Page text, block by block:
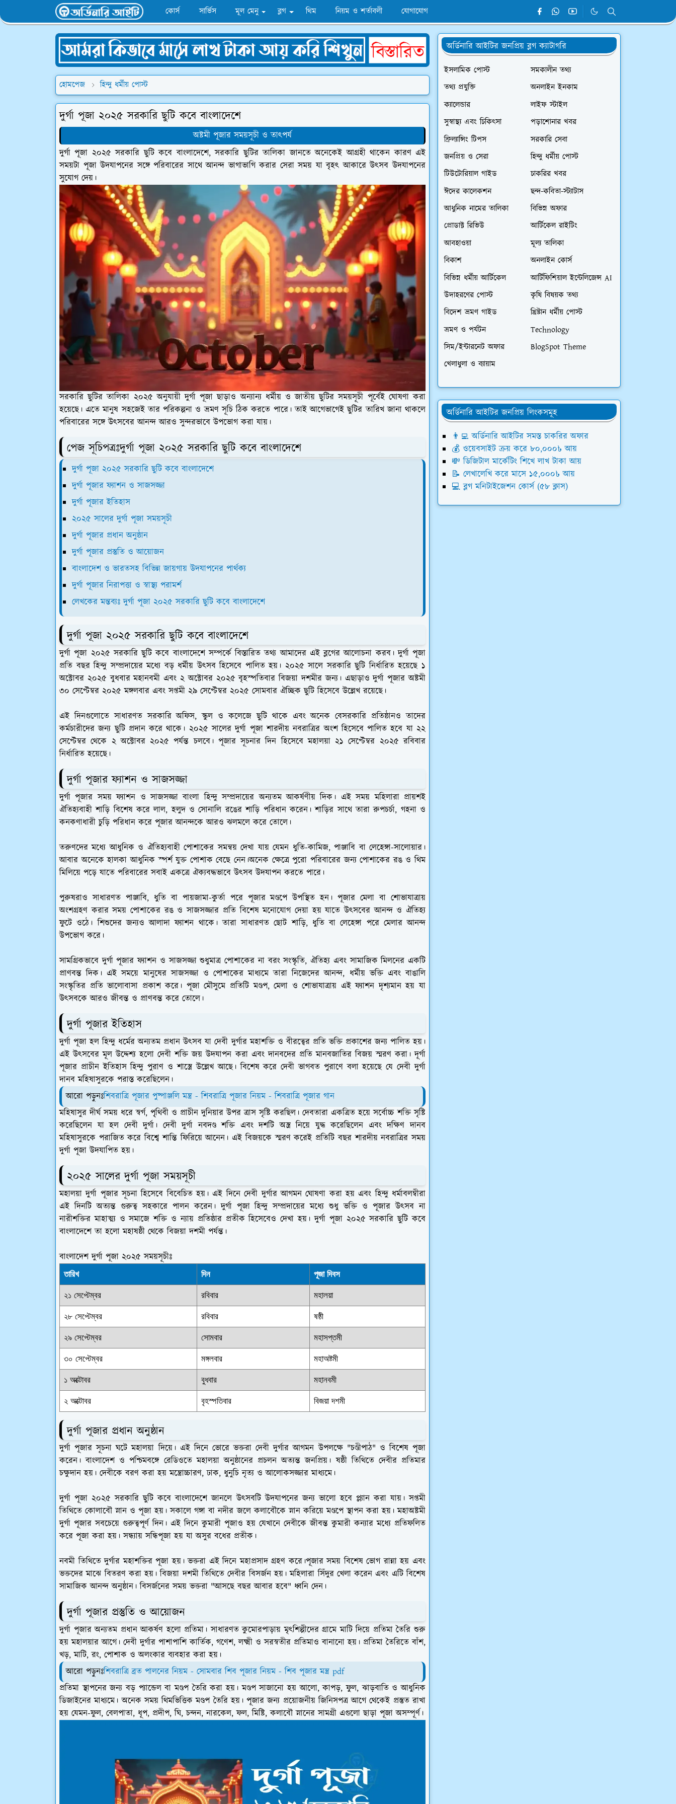
কোর্স সার্ভিস মূল মেনু ব্লগ থিম নিয়ম ও শর্তাবলী যোগাযোগ
হোমপেজ হিন্দু ধর্মীয় পোস্ট
দুর্গা পূজা ২০২৫ সরকারি ছুটি কবে বাংলাদেশে
অষ্টমী পূজার সময়সূচী ও তাৎপর্য
দুর্গা পূজা ২০২৫ সরকারি ছুটি কবে বাংলাদেশে, সরকারি ছুটির তালিকা জানতে অনেকেই আগ্রহী থাকেন কারণ এই
সময়টা পূজা উদযাপনের সঙ্গে পরিবারের সাথে আনন্দ ভাগাভাগি করার সেরা সময় যা বৃহৎ আকারে উৎসব উদযাপনের
সুযোগ দেয়।
সরকারি ছুটির তালিকা ২০২৫ অনুযায়ী দুর্গা পূজা ছাড়াও অন্যান্য ধর্মীয় ও জাতীয় ছুটির সময়সূচী পূর্বেই ঘোষণা করা
হয়েছে। এতে মানুষ সহজেই তার পরিকল্পনা ও ভ্রমণ সূচি ঠিক করতে পারে। তাই আগেভাগেই ছুটির তারিখ জানা থাকলে
পরিবারের সঙ্গে উৎসবের আনন্দ আরও সুন্দরভাবে উপভোগ করা যায়।
পেজ সূচিপত্রঃদুর্গা পূজা ২০২৫ সরকারি ছুটি কবে বাংলাদেশে
দুর্গা পূজা ২০২৫ সরকারি ছুটি কবে বাংলাদেশে
দুর্গা পূজার ফ্যাশন ও সাজসজ্জা
দুর্গা পূজার ইতিহাস
২০২৫ সালের দুর্গা পূজা সময়সূচী
দুর্গা পূজার প্রধান অনুষ্ঠান
দুর্গা পূজার প্রস্তুতি ও আয়োজন
বাংলাদেশ ও ভারতসহ বিভিন্ন জায়গায় উদযাপনের পার্থক্য
দুর্গা পূজার নিরাপত্তা ও স্বাস্থ্য পরামর্শ
লেখকের মন্তব্যঃ দুর্গা পূজা ২০২৫ সরকারি ছুটি কবে বাংলাদেশে
দুর্গা পূজা ২০২৫ সরকারি ছুটি কবে বাংলাদেশে
দুর্গা পূজা ২০২৫ সরকারি ছুটি কবে বাংলাদেশে সম্পর্কে বিস্তারিত তথ্য আমাদের এই ব্লগের আলোচনা করব। দুর্গা পূজা
প্রতি বছর হিন্দু সম্প্রদায়ের মধ্যে বড় ধর্মীয় উৎসব হিসেবে পালিত হয়। ২০২৫ সালে সরকারি ছুটি নির্ধারিত হয়েছে ১
অক্টোবর ২০২৫ বুধবার মহানবমী এবং ২ অক্টোবর ২০২৫ বৃহস্পতিবার বিজয়া দশমীর জন্য। এছাড়াও দুর্গা পূজার অষ্টমী
৩০ সেপ্টেম্বর ২০২৫ মঙ্গলবার এবং সপ্তমী ২৯ সেপ্টেম্বর ২০২৫ সোমবার ঐচ্ছিক ছুটি হিসেবে উল্লেখ রয়েছে।
এই দিনগুলোতে সাধারণত সরকারি অফিস, স্কুল ও কলেজে ছুটি থাকে এবং অনেক বেসরকারি প্রতিষ্ঠানও তাদের
কর্মচারীদের জন্য ছুটি প্রদান করে থাকে। ২০২৫ সালের দুর্গা পূজা শারদীয় নবরাত্রির অংশ হিসেবে পালিত হবে যা ২২
সেপ্টেম্বর থেকে ২ অক্টোবর ২০২৫ পর্যন্ত চলবে। পূজার সূচনার দিন হিসেবে মহালয়া ২১ সেপ্টেম্বর ২০২৫ রবিবার
নির্ধারিত হয়েছে।
দুর্গা পূজার ফ্যাশন ও সাজসজ্জা
দুর্গা পূজার সময় ফ্যাশন ও সাজসজ্জা বাংলা হিন্দু সম্প্রদায়ের অন্যতম আকর্ষণীয় দিক। এই সময় মহিলারা প্রায়শই
ঐতিহ্যবাহী শাড়ি বিশেষ করে লাল, হলুদ ও সোনালি রঙের শাড়ি পরিধান করেন। শাড়ির সাথে তারা রুপচর্চা, গহনা ও
কনকণাধারী চুড়ি পরিধান করে পূজার আনন্দকে আরও ঝলমলে করে তোলে।
তরুণদের মধ্যে আধুনিক ও ঐতিহ্যবাহী পোশাকের সমন্বয় দেখা যায় যেমন ধুতি-কামিজ, পাঞ্জাবি বা লেহেঙ্গা-সালোয়ার।
আবার অনেকে হালকা আধুনিক স্পর্শ যুক্ত পোশাক বেছে নেন।অনেক ক্ষেত্রে পুরো পরিবারের জন্য পোশাকের রঙ ও থিম
মিলিয়ে পড়ে যাতে পরিবারের সবাই একত্রে ঐক্যবদ্ধভাবে উৎসব উদযাপন করতে পারে।
পুরুষরাও সাধারণত পাঞ্জাবি, ধুতি বা পায়জামা-কুর্তা পরে পূজার মণ্ডপে উপস্থিত হন। পূজার মেলা বা শোভাযাত্রায়
অংশগ্রহণ করার সময় পোশাকের রঙ ও সাজসজ্জার প্রতি বিশেষ মনোযোগ দেয়া হয় যাতে উৎসবের আনন্দ ও ঐতিহ্য
ফুটে ওঠে। শিশুদের জন্যও আলাদা ফ্যাশন থাকে। তারা সাধারণত ছোট শাড়ি, ধুতি বা লেহেঙ্গা পরে মেলার আনন্দ
উপভোগ করে।
সামগ্রিকভাবে দুর্গা পূজার ফ্যাশন ও সাজসজ্জা শুধুমাত্র পোশাকের না বরং সংস্কৃতি, ঐতিহ্য এবং সামাজিক মিলনের একটি
প্রাণবন্ত দিক। এই সময়ে মানুষের সাজসজ্জা ও পোশাকের মাধ্যমে তারা নিজেদের আনন্দ, ধর্মীয় ভক্তি এবং বাঙালি
সংস্কৃতির প্রতি ভালোবাসা প্রকাশ করে। পূজা মৌসুমে প্রতিটি মণ্ডপ, মেলা ও শোভাযাত্রায় এই ফ্যাশন দৃশ্যমান হয় যা
উৎসবকে আরও জীবন্ত ও প্রাণবন্ত করে তোলে।
দুর্গা পূজার ইতিহাস
দুর্গা পূজা হল হিন্দু ধর্মের অন্যতম প্রধান উৎসব যা দেবী দুর্গার মহাশক্তি ও বীরত্বের প্রতি ভক্তি প্রকাশের জন্য পালিত হয়।
এই উৎসবের মূল উদ্দেশ্য হলো দেবী শক্তি জয় উদযাপন করা এবং দানবদের প্রতি মানবজাতির বিজয় স্মরণ করা। দূর্গা
পূজার প্রাচীন ইতিহাস হিন্দু পুরাণ ও শাস্ত্রে উল্লেখ আছে। বিশেষ করে দেবী ভাগবত পুরাণে বলা হয়েছে যে দেবী দুর্গা
দানব মহিষাসুরকে পরাস্ত করেছিলেন।
আরো পড়ুনঃশিবরাত্রি পূজার পুষ্পাঞ্জলি মন্ত্র - শিবরাত্রি পূজার নিয়ম - শিবরাত্রি পূজার গান
মহিষাসুর দীর্ঘ সময় ধরে স্বর্গ, পৃ্থিবী ও প্রাচীন দুনিয়ার উপর ত্রাস সৃষ্টি করছিল। দেবতারা একত্রিত হয়ে সর্বোচ্চ শক্তি সৃষ্টি
করেছিলেন যা হল দেবী দুর্গা। দেবী দুর্গা নবদণ্ড শক্তি এবং দশটি অস্ত্র নিয়ে যুদ্ধ করেছিলেন এবং দক্ষিণ দানব
মহিষাসুরকে পরাজিত করে বিশ্বে শান্তি ফিরিয়ে আনেন। এই বিজয়কে স্মরণ করেই প্রতিটি বছর শারদীয় নবরাত্রির সময়
দুর্গা পূজা উদযাপিত হয়।
২০২৫ সালের দুর্গা পূজা সময়সূচী
মহালয়া দুর্গা পূজার সূচনা হিসেবে বিবেচিত হয়। এই দিনে দেবী দুর্গার আগমন ঘোষণা করা হয় এবং হিন্দু ধর্মাবলম্বীরা
এই দিনটি অত্যন্ত গুরুত্ব সহকারে পালন করেন। দুর্গা পূজা হিন্দু সম্প্রদায়ের মধ্যে শুধু ভক্তি ও পূজার উৎসব না
নারীশক্তির মাহাত্ম্য ও সমাজে শক্তি ও ন্যায় প্রতিষ্ঠার প্রতীক হিসেবেও দেখা হয়। দুর্গা পূজা ২০২৫ সরকারি ছুটি কবে
বাংলাদেশে তা হলো মহাষষ্ঠী থেকে বিজয়া দশমী পর্যন্ত।
বাংলাদেশ দুর্গা পূজা ২০২৫ সময়সূচীঃ
তারিখ দিন পূজা দিবস
২১ সেপ্টেম্বর রবিবার মহালয়া
২৮ সেপ্টেম্বর রবিবার ষষ্ঠী
২৯ সেপ্টেম্বর সোমবার মহাসপ্তমী
৩০ সেপ্টেম্বর মঙ্গলবার মহাঅষ্টমী
১ অক্টোবর বুধবার মহানবমী
২ অক্টোবর বৃহস্পতিবার বিজয়া দশমী
দুর্গা পূজার প্রধান অনুষ্ঠান
দুর্গা পূজার সূচনা ঘটে মহালয়া দিয়ে। এই দিনে ভোরে ভক্তরা দেবী দুর্গার আগমন উপলক্ষে "চণ্ডীপাঠ" ও বিশেষ পূজা
করেন। বাংলাদেশ ও পশ্চিমবঙ্গে রেডিওতে মহালয়া অনুষ্ঠানের প্রচলন অত্যন্ত জনপ্রিয়। ষষ্ঠী তিথিতে দেবীর প্রতিমার
চক্ষুদান হয়। দেবীকে বরণ করা হয় মন্ত্রোচ্চারণ, ঢাক, ধুনুচি নৃত্য ও আলোকসজ্জার মাধ্যমে।
দুর্গা পূজা ২০২৫ সরকারি ছুটি কবে বাংলাদেশে জানলে উৎসবটি উদযাপনের জন্য ভালো হবে প্ল্যান করা যায়। সপ্তমী
তিথিতে কোলাবৌ স্নান ও পূজা হয়। সকালে গঙ্গা বা নদীর জলে কলাবৌকে স্নান করিয়ে মণ্ডপে স্থাপন করা হয়। মহাঅষ্টমী
দুর্গা পূজার সবচেয়ে গুরুত্বপূর্ণ দিন। এই দিনে কুমারী পূজাও হয় যেখানে দেবীকে জীবন্ত কুমারী কন্যার মধ্যে প্রতিফলিত
করে পূজা করা হয়। সন্ধ্যায় সন্ধিপূজা হয় যা অসুর বধের প্রতীক।
নবমী তিথিতে দুর্গার মহাশক্তির পূজা হয়। ভক্তরা এই দিনে মহাপ্রসাদ গ্রহণ করে।পূজার সময় বিশেষ ভোগ রান্না হয় এবং
ভক্তদের মাঝে বিতরণ করা হয়। বিজয়া দশমী তিথিতে দেবীর বিসর্জন হয়। মহিলারা সিঁদুর খেলা করেন এবং এটি বিশেষ
সামাজিক আনন্দ অনুষ্ঠান। বিসর্জনের সময় ভক্তরা "আসছে বছর আবার হবে" ধ্বনি দেন।
দুর্গা পূজার প্রস্তুতি ও আয়োজন
দুর্গা পূজার অন্যতম প্রধান আকর্ষণ হলো প্রতিমা। সাধারণত কুমোরপাড়ায় মৃৎশিল্পীদের গ্রামে মাটি দিয়ে প্রতিমা তৈরি শুরু
হয় মহালয়ার আগে। দেবী দুর্গার পাশাপাশি কার্তিক, গণেশ, লক্ষ্মী ও সরস্বতীর প্রতিমাও বানানো হয়। প্রতিমা তৈরিতে বাঁশ,
খড়, মাটি, রং, পোশাক ও অলংকার ব্যবহার করা হয়।
আরো পড়ুনঃশিবরাত্রি ব্রত পালনের নিয়ম - সোমবার শিব পূজার নিয়ম - শিব পূজার মন্ত্র pdf
প্রতিমা স্থাপনের জন্য বড় প্যান্ডেল বা মণ্ডপ তৈরি করা হয়। মণ্ডপ সাজানো হয় আলো, কাপড়, ফুল, ঝাড়বাতি ও আধুনিক
ডিজাইনের মাধ্যমে। অনেক সময় থিমভিত্তিক মণ্ডপ তৈরি হয়। পূজার জন্য প্রয়োজনীয় জিনিসপত্র আগে থেকেই প্রস্তুত রাখা
হয় যেমন-ফুল, বেলপাতা, ধূপ, প্রদীপ, ঘি, চন্দন, নারকেল, ফল, মিষ্টি, কলাবৌ স্নানের সামগ্রী এগুলো ছাড়া পূজা অসম্পূর্ণ।
অর্ডিনারি আইটির জনপ্রিয় ব্লগ ক্যাটাগরি
ইসলামিক পোস্ট
সমকালীন তথ্য
তথ্য প্রযুক্তি
অনলাইন ইনকাম
ক্যালেন্ডার
লাইফ স্টাইল
সুস্বাস্থ্য এবং চিকিৎসা
পড়াশোনার খবর
ফ্রিল্যান্সিং টিপস
সরকারি সেবা
জনপ্রিয় ও সেরা
হিন্দু ধর্মীয় পোস্ট
টিউটোরিয়াল গাইড
চাকরির খবর
ঈদের কালেকশন
ছন্দ-কবিতা-স্ট্যাটাস
আধুনিক নামের তালিকা
বিভিন্ন অফার
প্রোডাক্ট রিভিউ
আর্টিকেল রাইটিং
আবহাওয়া
মূল্য তালিকা
বিকাশ
অনলাইন কোর্স
বিভিন্ন ধর্মীয় আর্টিকেল
আর্টিফিশিয়াল ইন্টেলিজেন্স AI
উদাহরণের পোস্ট
কৃষি বিষয়ক তথ্য
বিদেশ ভ্রমণ গাইড
খ্রিষ্টান ধর্মীয় পোস্ট
ভ্রমণ ও পর্যটন
Technology
সিম/ইন্টারনেট অফার
BlogSpot Theme
খেলাধুলা ও ব্যায়াম
অর্ডিনারি আইটির জনপ্রিয় লিংকসমূহ
👨‍💻 অর্ডিনারি আইটির সমস্ত চাকরির অফার
💰 ওয়েবসাইট ক্রয় করে ৮০,০০০৳ আয়
💸 ডিজিটাল মার্কেটিং শিখে লাখ টাকা আয়
📝 লেখালেখি করে মাসে ১৫,০০০৳ আয়
💻 ব্লগ মনিটাইজেশন কোর্স (৫৮ ক্লাস)